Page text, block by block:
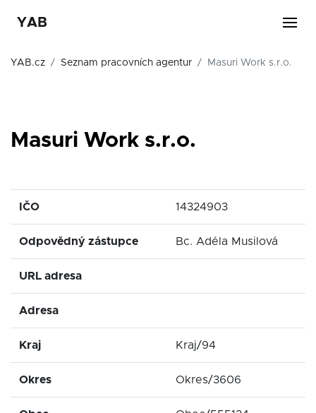
YAB
YAB.cz Seznam pracovních agentur Masuri Work s.r.o.
Masuri Work s.r.o.
IČO 14324903
Odpovědný zástupce Bc. Adéla Musilová
URL adresa
Adresa
Kraj Kraj/94
Okres Okres/3606